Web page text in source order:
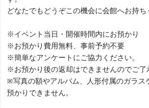
どなたでもどうぞこの機会に会館へお持ち
※イベント当日・開催時間内にお預かり
※お預かり費用無料、事前予約不要
※簡単なアンケートにご協力ください。
※お預かり後の返却はできませんのでご了
※写真の額やアルバム、人形付属のガラス
預かりできません。